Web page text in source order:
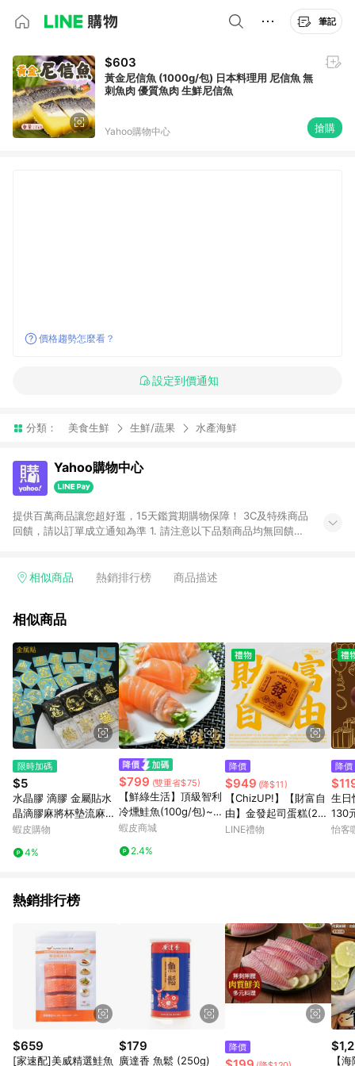
筆記
$603
黃金尼信魚 (1000g/包) 日本料理用 尼信魚 無
刺魚肉 優質魚肉 生鮮尼信魚
Yahoo購物中心 搶購
價格趨勢怎麼看？
設定到價通知
分類： 美食生鮮 生鮮/蔬果 水產海鮮
Yahoo購物中心
提供百萬商品讓您超好逛，15天鑑賞期購物保障！ 3C及特殊商品
回饋，請以訂單成立通知為準 1. 請注意以下品類商品均無回饋：
電玩/遊戲/相機/單眼/鏡頭/拍立得 [2024/6/1起適用] -內接硬
的購回饋活動享Yahoo超贈點回饋者 - 購物中心商店之商品：商
3. 訂單回饋金額將扣除運費/購物金/超贈點/福利金/紅利折抵/折
價券等虛擬貨幣折抵 4. 大宗採購或批發轉賣不具回饋資格： 如
有相關事證認定您為大宗採購、批發轉賣而非最終消費使用者，
相關認定以Yahoo購物中心之認定為準
相似商品 熱銷排行榜 商品描述
相似商品
限時加碼
$5
水晶膠 滴膠 金屬貼水
晶滴膠麻將杯墊流麻貼
紙金色古風文字漢字手
蝦皮購物
4%
$799 (雙重省$75)
【鮮綠生活】頂級智利
冷燻鮭魚(100g/包)~免
運優惠組，有3包6包9
蝦皮商城
2.4%
降價
$949 (降$11)
【ChizUP!】【財富自
由】金發起司蛋糕(2種
口味可選)
LINE禮物
降價
生日
130
怡客
熱銷排行榜
$659
[家速配]美威精選鮭魚
$179
廣達香 魚鬆 (250g)
降價
【